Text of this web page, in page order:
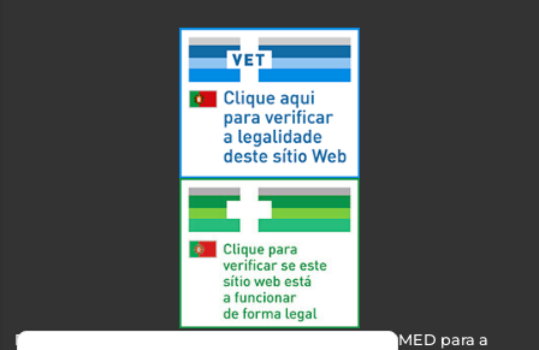
Esta farmácia encontra-se autorizada pelo INFARMED para a